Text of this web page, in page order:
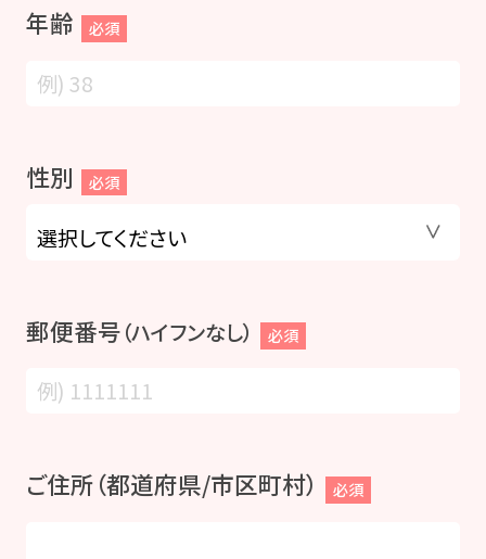
年齢 必須
性別 必須
郵便番号（ハイフンなし） 必須
ご住所（都道府県/市区町村） 必須